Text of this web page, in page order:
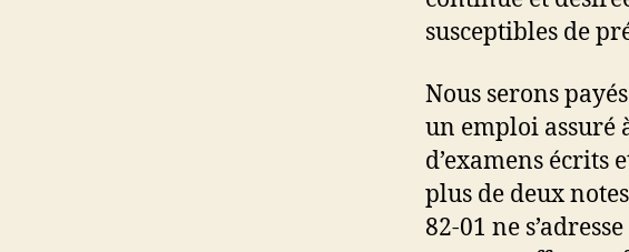
susceptibles de
Nous serons
un emploi assuré
d’examens écrits
plus de deux
82-01 ne